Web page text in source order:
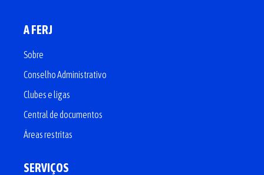
A FERJ
Sobre
Conselho Administrativo
Clubes e ligas
Central de documentos
Áreas restritas
SERVIÇOS